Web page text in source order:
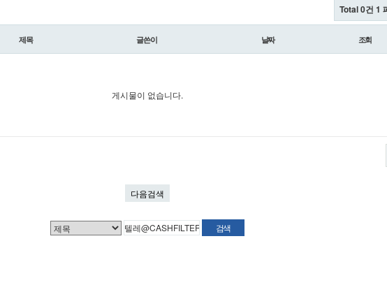
Total 0건 1
제목 글쓴이 날짜 조회
게시물이 없습니다.
다음검색